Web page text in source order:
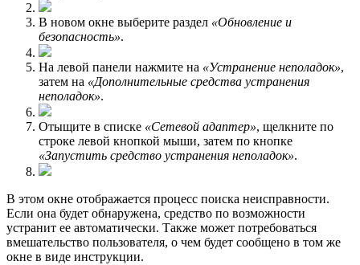
В новом окне выберите раздел «Обновление и
безопасность».
На левой панели нажмите на «Устранение неполадок»,
затем на «Дополнительные средства устранения
неполадок».
Отыщите в списке «Сетевой адаптер», щелкните по
строке левой кнопкой мыши, затем по кнопке
«Запустить средство устранения неполадок».
В этом окне отображается процесс поиска неисправности.
Если она будет обнаружена, средство по возможности
устранит ее автоматически. Также может потребоваться
вмешательство пользователя, о чем будет сообщено в том же
окне в виде инструкции.